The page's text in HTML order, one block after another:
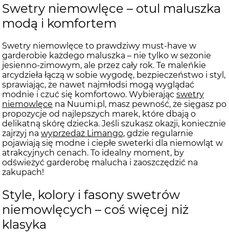
Swetry niemowlęce – otul maluszka
modą i komfortem
Swetry niemowlęce to prawdziwy must-have w
garderobie każdego maluszka – nie tylko w sezonie
jesienno-zimowym, ale przez cały rok. Te maleńkie
arcydzieła łączą w sobie wygodę, bezpieczeństwo i styl,
sprawiając, że nawet najmłodsi mogą wyglądać
modnie i czuć się komfortowo. Wybierając swetry
niemowlęce na Nuumi.pl, masz pewność, że sięgasz po
propozycje od najlepszych marek, które dbają o
delikatną skórę dziecka. Jeśli szukasz okazji, koniecznie
zajrzyj na wyprzedaż Limango, gdzie regularnie
pojawiają się modne i ciepłe sweterki dla niemowląt w
atrakcyjnych cenach. To idealny moment, by
odświeżyć garderobę malucha i zaoszczędzić na
zakupach!
Style, kolory i fasony swetrów
niemowlęcych – coś więcej niż
klasyka